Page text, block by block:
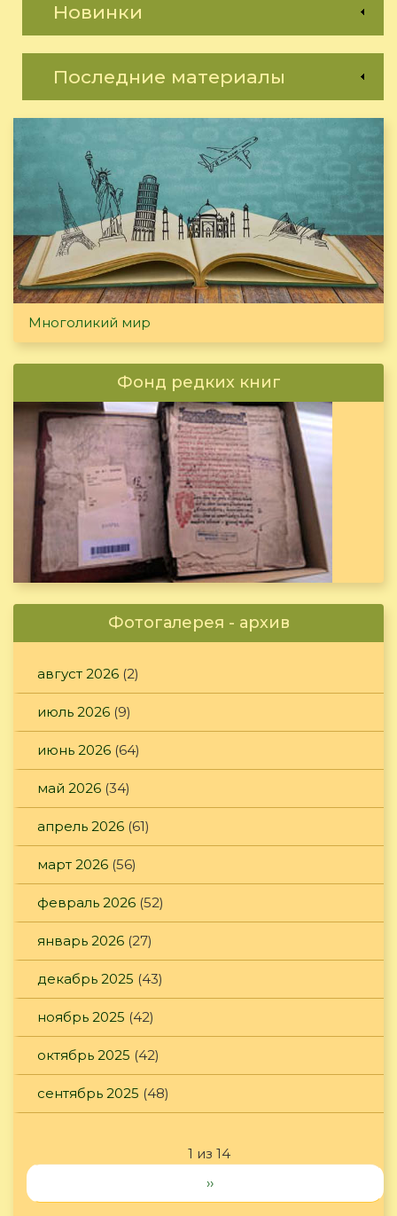
Новинки
Последние материалы
Многоликий мир
Фонд редких книг
Фотогалерея - архив
август 2026 (2)
июль 2026 (9)
июнь 2026 (64)
май 2026 (34)
апрель 2026 (61)
март 2026 (56)
февраль 2026 (52)
январь 2026 (27)
декабрь 2025 (43)
ноябрь 2025 (42)
октябрь 2025 (42)
сентябрь 2025 (48)
1 из 14
››